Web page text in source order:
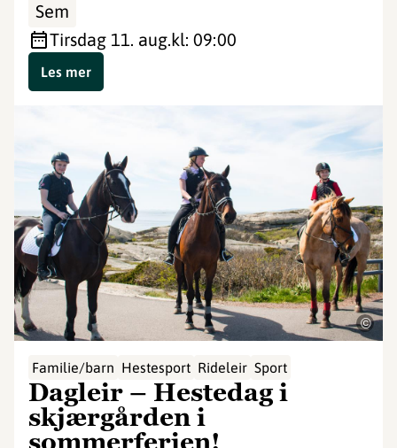
Sem
tirsdag 11. aug.kl: 09:00
Les mer
©
Familie/barn Hestesport Rideleir Sport
Dagleir – Hestedag i
skjærgården i